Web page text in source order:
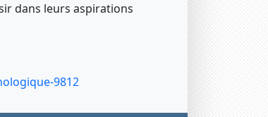
dans leurs aspirations
9812